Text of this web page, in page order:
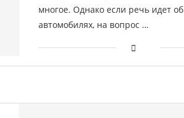
многое. Однако если речь идет об
автомобилях, на вопрос …